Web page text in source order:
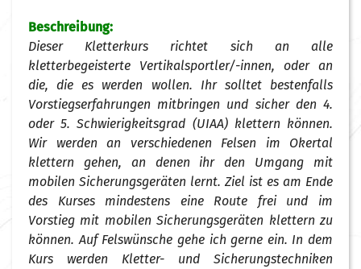
Beschreibung:
Dieser Kletterkurs richtet sich an alle
kletterbegeisterte Vertikalsportler/-innen, oder an
die, die es werden wollen. Ihr solltet bestenfalls
Vorstiegserfahrungen mitbringen und sicher den 4.
oder 5. Schwierigkeitsgrad (UIAA) klettern können.
Wir werden an verschiedenen Felsen im Okertal
klettern gehen, an denen ihr den Umgang mit
mobilen Sicherungsgeräten lernt. Ziel ist es am Ende
des Kurses mindestens eine Route frei und im
Vorstieg mit mobilen Sicherungsgeräten klettern zu
können. Auf Felswünsche gehe ich gerne ein. In dem
Kurs werden Kletter- und Sicherungstechniken